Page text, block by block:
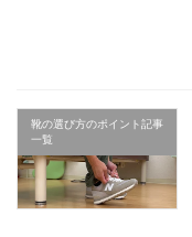
靴の選び方のポイント記事
一覧